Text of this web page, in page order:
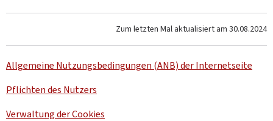
Zum letzten Mal aktualisiert am 30.08.2024
Allgemeine Nutzungsbedingungen (ANB) der Internetseite
Pflichten des Nutzers
Verwaltung derCookies